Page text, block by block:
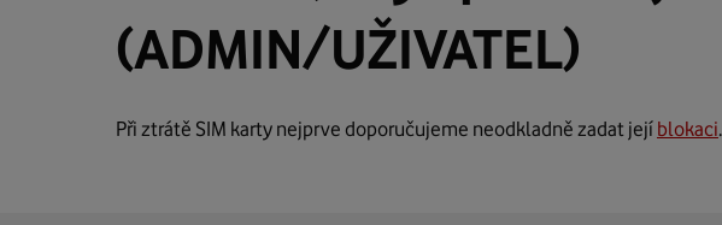
(ADMIN/UŽIVATEL)
Při ztrátě SIM karty nejprve doporučujeme neodkladně zadat její blokaci.